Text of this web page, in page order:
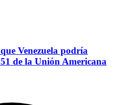
Venezuela podría
de la Unión Americana